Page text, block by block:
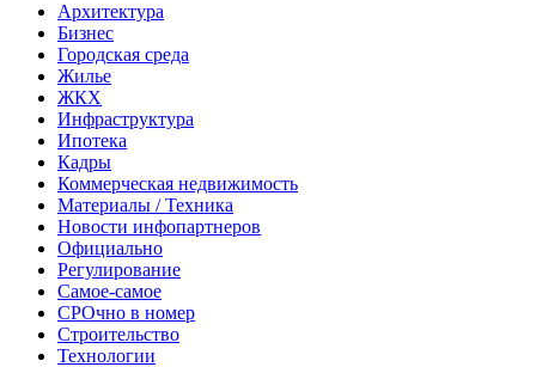
Архитектура
Бизнес
Городская среда
Жилье
ЖКХ
Инфраструктура
Ипотека
Кадры
Коммерческая недвижимость
Материалы / Техника
Новости инфопартнеров
Официально
Регулирование
Самое-самое
СРОчно в номер
Строительство
Технологии